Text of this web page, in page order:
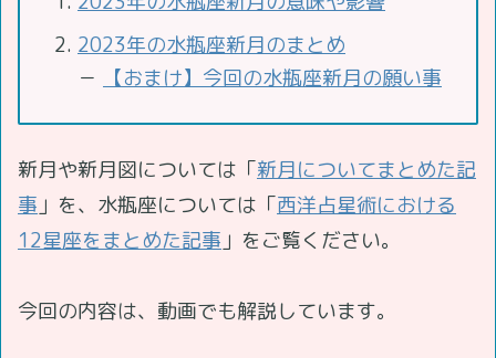
2023年の水瓶座新月のまとめ
－
【おまけ】今回の水瓶座新月の願い事
新月や新月図については「新月についてまとめた記
事 」を、水瓶座については「西洋占星術における
12星座をまとめた記事 」をご覧ください。
今回の内容は、動画でも解説しています。